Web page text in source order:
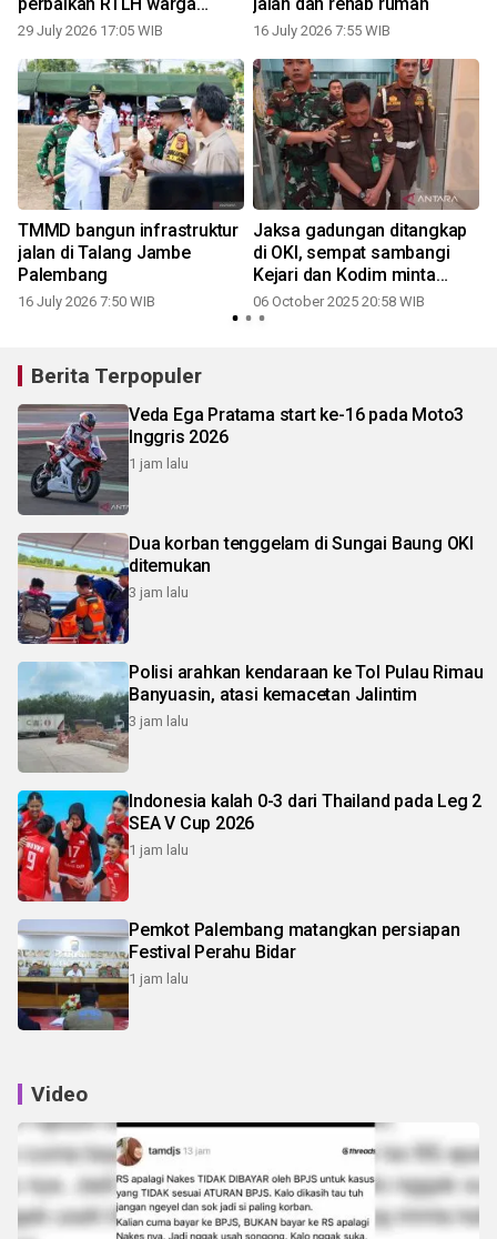
perbaikan RTLH warga
miskin
29 July 2026 17:05 WIB
jalan dan rehab rumah
16 July 2026 7:55 WIB
TMMD bangun infrastruktur
jalan di Talang Jambe
Palembang
16 July 2026 7:50 WIB
Jaksa gadungan ditangkap
di OKI, sempat sambangi
Kejari dan Kodim minta
pengawalan ingin ketemu
bupati
06 October 2025 20:58 WIB
Berita Terpopuler
Veda Ega Pratama start ke-16 pada Moto3
Inggris 2026
1 jam lalu
Dua korban tenggelam di Sungai Baung OKI
ditemukan
3 jam lalu
Polisi arahkan kendaraan ke Tol Pulau Rimau
Banyuasin, atasi kemacetan Jalintim
3 jam lalu
Indonesia kalah 0-3 dari Thailand pada Leg 2
SEA V Cup 2026
1 jam lalu
Pemkot Palembang matangkan persiapan
Festival Perahu Bidar
1 jam lalu
Video